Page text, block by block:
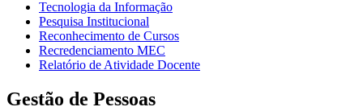
Tecnologia da Informação
Pesquisa Institucional
Reconhecimento de Cursos
Recredenciamento MEC
Relatório de Atividade Docente
Gestão de Pessoas